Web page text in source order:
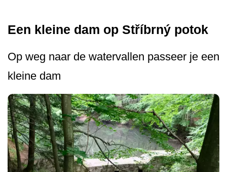
Een kleine dam op Stříbrný potok
Op weg naar de watervallen passeer je een
kleine dam